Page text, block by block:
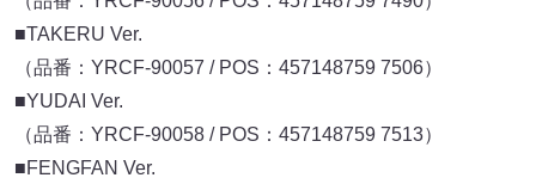
■TAKERU Ver.
（品番：YRCF-90057 / POS：457148759 7506）
■YUDAI Ver.
（品番：YRCF-90058 / POS：457148759 7513）
■FENGFAN Ver.